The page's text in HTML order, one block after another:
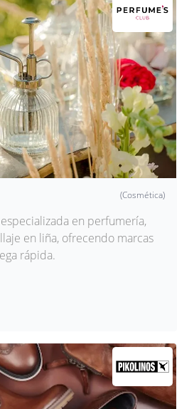
(Cosmética)
en perfumería,
en liña, ofrecendo marcas
rápida.